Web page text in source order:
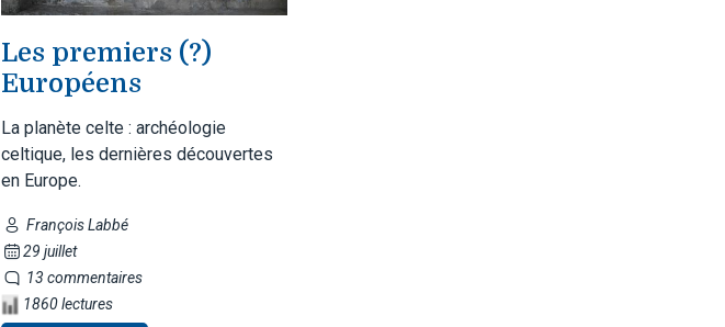
Les premiers (?)
Européens
La planète celte : archéologie
celtique, les dernières découvertes
en Europe.
François Labbé
29 juillet
13 commentaires
1860 lectures